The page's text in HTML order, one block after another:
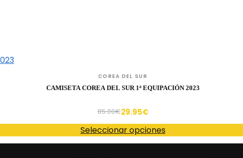
COREA DEL SUR
CAMISETA COREA DEL SUR 1ª EQUIPACIÓN 2023
85.00€29.95€
Seleccionar opciones